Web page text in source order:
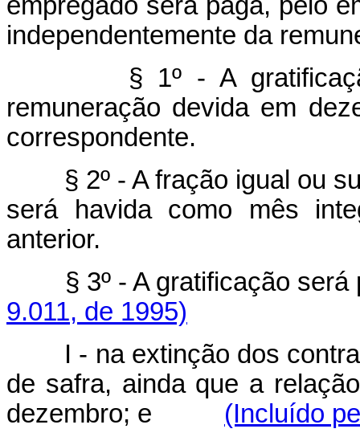
independentemente da
§ 1º - A gratificação
remuneração devida em
correspondente.
§ 2º - A fração igual ou
será havida como mês
anterior.
§ 3º - A gratificação
9.011, de 1995)
I - na extinção dos
de safra, ainda que a
dezembro; e (Incluído